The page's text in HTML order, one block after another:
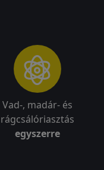
Vad-, madár- és
rágcsálóriasztás
egyszerre